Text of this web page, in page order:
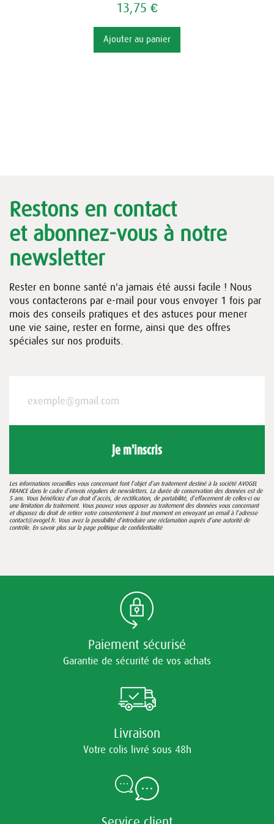
13,75 €
Ajouter au panier
Restons en contact
et abonnez-vous à notre
newsletter
Rester en bonne santé n'a jamais été aussi facile ! Nous
vous contacterons par e-mail pour vous envoyer 1 fois par
mois des conseils pratiques et des astuces pour mener
une vie saine, rester en forme, ainsi que des offres
spéciales sur nos produits.
Je m'inscris
Les informations recueillies vous concernant font l’objet d’un traitement destiné à la société AVOGEL
FRANCE dans le cadre d’envois réguliers de newsletters. La durée de conservation des données est de
5 ans. Vous bénéficiez d’un droit d’accès, de rectification, de portabilité, d’effacement de celles-ci ou
une limitation du traitement. Vous pouvez vous opposer au traitement des données vous concernant
et disposez du droit de retirer votre consentement à tout moment en envoyant un email à l’adresse
contact@avogel.fr. Vous avez la possibilité d’introduire une réclamation auprès d’une autorité de
contrôle. En savoir plus sur la pagepolitique de confidentialité
Paiement sécurisé
Garantie de sécurité de vos achats
Livraison
Votre colis livré sous 48h